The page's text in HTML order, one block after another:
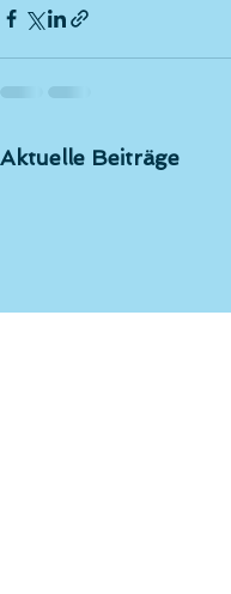
Aktuelle Beiträge